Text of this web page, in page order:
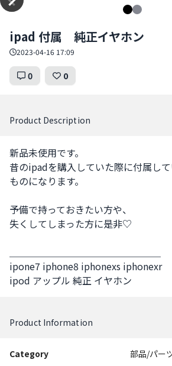
ipad 付属 純正イヤホン
2023-04-16 17:09
0 0
Product Description
新品未使用です。
昔のipadを購入していた際に付属し
ものになります。
予備で持っておきたい方や、
失くしてしまった方に是非♡
ipone7 iphone8 iphonexs iphonexr
ipod アップル 純正 イヤホン
Product Information
Category 部品/パー